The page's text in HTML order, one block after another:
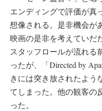
エンディングで評価が真
想像される。是非機会が
映画の是非を考えていだ
スタッフロールが流れる
ったが、「Directed by
きには突き放されたよう
てしまった。他の観客の
った。